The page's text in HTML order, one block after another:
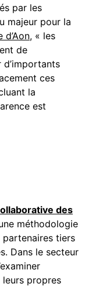
par les
majeur pour la
d’Aon, « les
de
ces
la
est
des
méthodologie
partenaires tiers
Dans le secteur
propres